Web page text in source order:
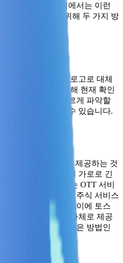
습니다. 토스 주식에서는 이런
터를 보여주기 위해 두 가지 방
주식명을 주식의 로고로 대체
것입니다. 이를 통해 현재 확인
주가인지 쉽고 빠르게 파악할
관되게 통일시킬 수 있습니다.
로로 보기’ 버튼을 제공하는 것
이 가로로 변경되어 가로로 긴
습니다. 가로 모드는 OTT 서비
익숙할 수 있지만, 주식 서비스
소할 수 있습니다. 이에 토스
할 수 있도록 버튼 자체로 제공
인식률을 높이는 좋은 방법인